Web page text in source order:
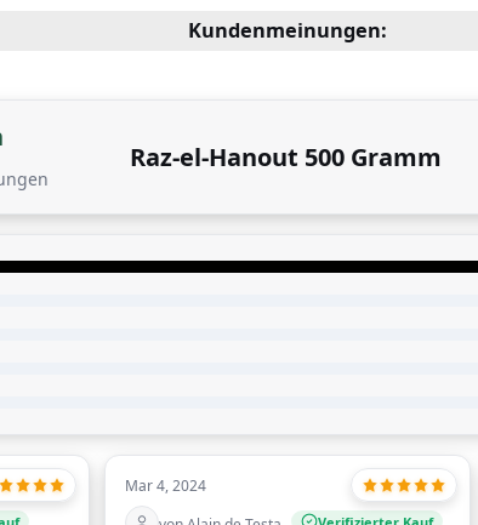
Kundenmeinungen:
Raz-el-Hanout 500 Gramm
Mar 4, 2024